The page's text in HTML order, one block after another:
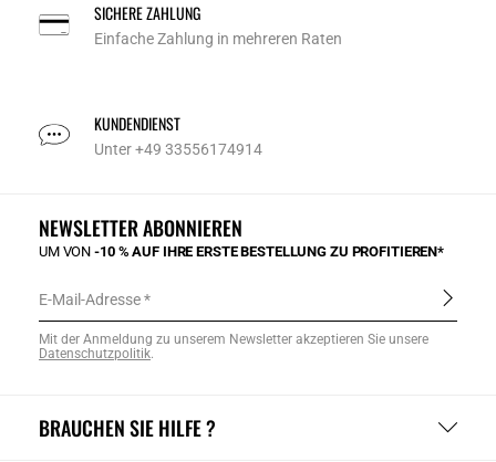
SICHERE ZAHLUNG
Einfache Zahlung in mehreren Raten
KUNDENDIENST
Unter +49 33556174914
BRAUCHEN SIE HILFE ?
NEWSLETTER ABONNIEREN
UM VON-10 % AUF IHRE ERSTE BESTELLUNG ZU PROFITIEREN*
E-Mail-Adresse
Mit der Anmeldung zu unserem Newsletter akzeptieren Sie unsere
Datenschutzpolitik.